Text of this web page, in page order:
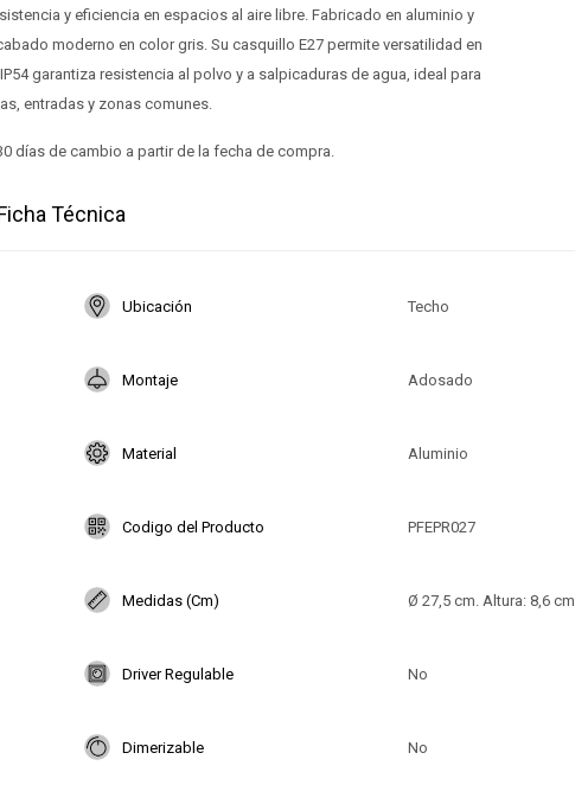
y eficiencia en espacios al aire libre. Fabricado en aluminio y
moderno en color gris. Su casquillo E27 permite versatilidad en
garantiza resistencia al polvo y a salpicaduras de agua, ideal para
entradas y zonas comunes.
días de cambio a partir de la fecha de compra.
Técnica
Ubicación Techo
Montaje Adosado
Material Aluminio
Codigo del Producto PFEPR027
Medidas (Cm) Ø 27,5 cm. Altura: 8,6 cm.
Driver Regulable No
Dimerizable No